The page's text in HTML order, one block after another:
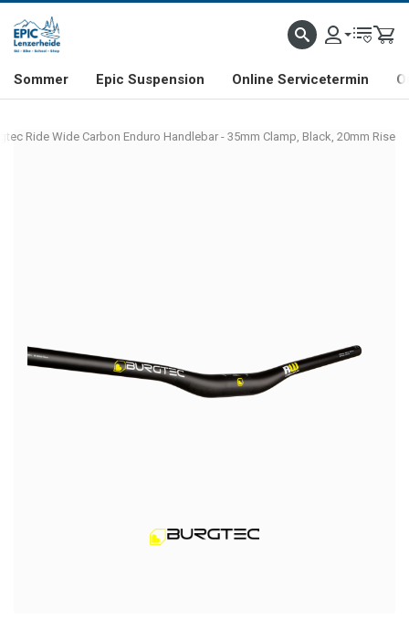
& FREERIDE-SPEZIALIST SCHWEIZER FIRMA SHOP & SHOWROOM IN
Sommer Epic Suspension Online Servicetermin
Ride Wide Carbon Enduro Handlebar - 35mm Clamp, Black, 20mm Rise